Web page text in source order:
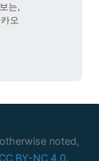
는,
오
noted,
CC BY-NC 4.0.